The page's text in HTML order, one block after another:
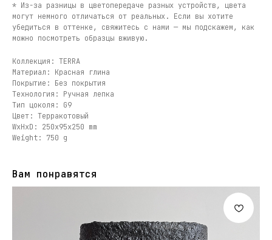
* Из-за разницы в цветопередаче разных устройств, цвета
могут немного отличаться от реальных. Если вы хотите
убедиться в оттенке, свяжитесь с нами — мы подскажем, как
можно посмотреть образцы вживую.
Коллекция: TERRA
Материал: Красная глина
Покрытие: Без покрытия
Технология: Ручная лепка
Тип цоколя: G9
Цвет: Терракотовый
WxHxD: 250x95x250 mm
Weight: 750 g
Вам понравятся